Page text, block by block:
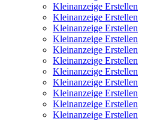
Kleinanzeige Erstellen
Kleinanzeige Erstellen
Kleinanzeige Erstellen
Kleinanzeige Erstellen
Kleinanzeige Erstellen
Kleinanzeige Erstellen
Kleinanzeige Erstellen
Kleinanzeige Erstellen
Kleinanzeige Erstellen
Kleinanzeige Erstellen
Kleinanzeige Erstellen